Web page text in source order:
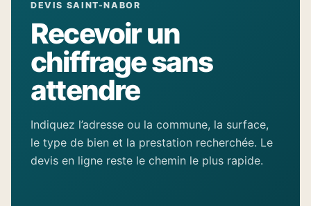
DEVIS SAINT-NABOR
Recevoir un
chiffrage sans
attendre
Indiquez l’adresse ou la commune, la surface,
le type de bien et la prestation recherchée. Le
devis en ligne reste le chemin le plus rapide.